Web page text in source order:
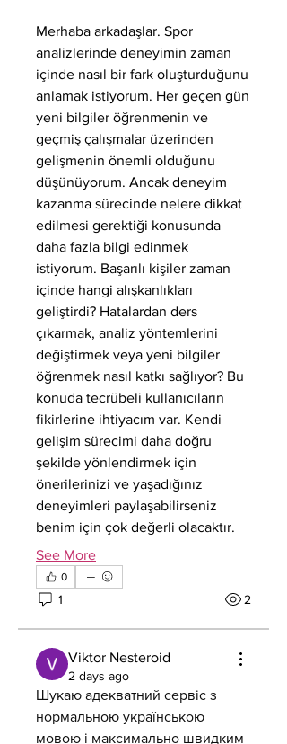
Merhaba arkadaşlar. Spor
analizlerinde deneyimin zaman
içinde nasıl bir fark oluşturduğunu
anlamak istiyorum. Her geçen gün
yeni bilgiler öğrenmenin ve
geçmiş çalışmalar üzerinden
gelişmenin önemli olduğunu
düşünüyorum. Ancak deneyim
kazanma sürecinde nelere dikkat
edilmesi gerektiği konusunda
daha fazla bilgi edinmek
istiyorum. Başarılı kişiler zaman
içinde hangi alışkanlıkları
geliştirdi? Hatalardan ders
çıkarmak, analiz yöntemlerini
değiştirmek veya yeni bilgiler
öğrenmek nasıl katkı sağlıyor? Bu
konuda tecrübeli kullanıcıların
fikirlerine ihtiyacım var. Kendi
gelişim sürecimi daha doğru
şekilde yönlendirmek için
önerilerinizi ve yaşadığınız
deneyimleri paylaşabilirseniz
benim için çok değerli olacaktır.
See More
0
1 2
Viktor Nesteroid
2 days ago
Шукаю адекватний сервіс з
нормальною українською
мовою і максимально швидким